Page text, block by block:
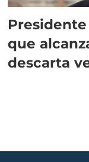
que
descarta